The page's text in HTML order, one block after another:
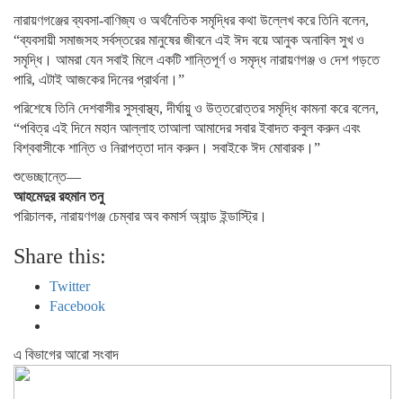
নারায়ণগঞ্জের ব্যবসা-বাণিজ্য ও অর্থনৈতিক সমৃদ্ধির কথা উল্লেখ করে তিনি বলেন,
“ব্যবসায়ী সমাজসহ সর্বস্তরের মানুষের জীবনে এই ঈদ বয়ে আনুক অনাবিল সুখ ও
সমৃদ্ধি। আমরা যেন সবাই মিলে একটি শান্তিপূর্ণ ও সমৃদ্ধ নারায়ণগঞ্জ ও দেশ গড়তে
পারি, এটাই আজকের দিনের প্রার্থনা।”
পরিশেষে তিনি দেশবাসীর সুস্বাস্থ্য, দীর্ঘায়ু ও উত্তরোত্তর সমৃদ্ধি কামনা করে বলেন,
“পবিত্র এই দিনে মহান আল্লাহ তাআলা আমাদের সবার ইবাদত কবুল করুন এবং
বিশ্ববাসীকে শান্তি ও নিরাপত্তা দান করুন। সবাইকে ঈদ মোবারক।”
শুভেচ্ছান্তে—
আহমেদুর রহমান তনু
পরিচালক, নারায়ণগঞ্জ চেম্বার অব কমার্স অ্যান্ড ইন্ডাস্ট্রি।
Share this:
Twitter
Facebook
এ বিভাগের আরো সংবাদ